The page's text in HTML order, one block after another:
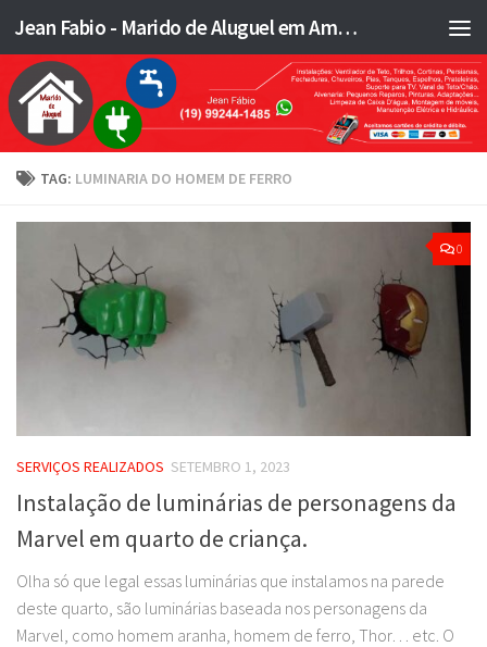
Skip to content Jean Fabio - Marido de Aluguel em Americana SP e região - JFMA
TAG: LUMINARIA DO HOMEM DE FERRO
0
SERVIÇOS REALIZADOS SETEMBRO 1, 2023
Instalação de luminárias de personagens da
Marvel em quarto de criança.
Olha só que legal essas luminárias que instalamos na parede
deste quarto, são luminárias baseada nos personagens da
Marvel, como homem aranha, homem de ferro, Thor… etc. O